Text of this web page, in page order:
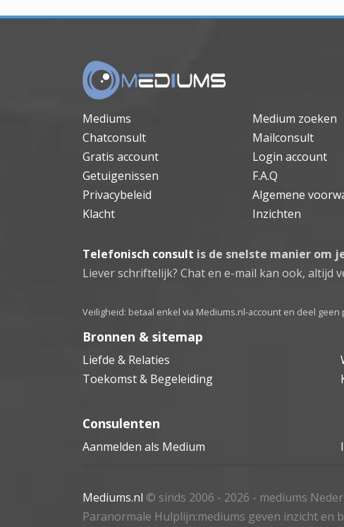
Mediums Medium zoeken
Chatconsult
Mailconsult
Gratis account
Login account
Getuigenissen
F.A.Q
Privacybeleid
Algemene
Klacht
Inzichten
Telefonisch consult is de snelste manier om
Liever schriftelijk? Chat en e-mail kan ook, altijd
Veiligheid: betaal enkel via Mediums.nl-account en deel
Bronnen & sitemap
Liefde & Relaties
Toekomst & Begeleiding
Consulenten
Aanmelden als Medium
Mediums.nl © sinds 2006 - 2026 - mediums
Paranormale Hulplijn:mediums geven inzicht